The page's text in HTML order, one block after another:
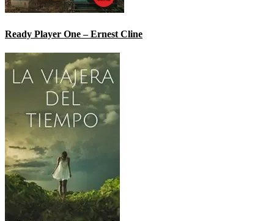
Ready Player One – Ernest Cline